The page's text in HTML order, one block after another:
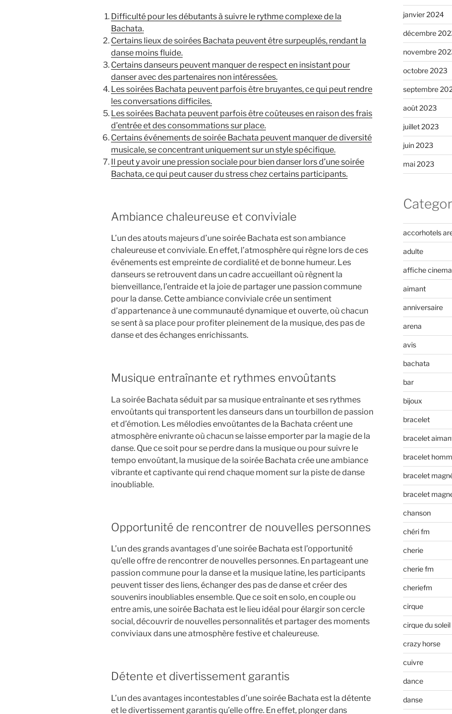
Difficulté pour les débutants à suivre le rythme complexe de la
Bachata.
Certains lieux de soirées Bachata peuvent être surpeuplés, rendant la
danse moins fluide.
Certains danseurs peuvent manquer de respect en insistant pour
danser avec des partenaires non intéressées.
Les soirées Bachata peuvent parfois être bruyantes, ce qui peut rendre
les conversations difficiles.
Les soirées Bachata peuvent parfois être coûteuses en raison des frais
d’entrée et des consommations sur place.
Certains événements de soirée Bachata peuvent manquer de diversité
musicale, se concentrant uniquement sur un style spécifique.
Il peut y avoir une pression sociale pour bien danser lors d’une soirée
Bachata, ce qui peut causer du stress chez certains participants.
Ambiance chaleureuse et conviviale
L’un des atouts majeurs d’une soirée Bachata est son ambiance
chaleureuse et conviviale. En effet, l’atmosphère qui règne lors de ces
événements est empreinte de cordialité et de bonne humeur. Les
danseurs se retrouvent dans un cadre accueillant où règnent la
bienveillance, l’entraide et la joie de partager une passion commune
pour la danse. Cette ambiance conviviale crée un sentiment
d’appartenance à une communauté dynamique et ouverte, où chacun
se sent à sa place pour profiter pleinement de la musique, des pas de
danse et des échanges enrichissants.
Musique entraînante et rythmes envoûtants
La soirée Bachata séduit par sa musique entraînante et ses rythmes
envoûtants qui transportent les danseurs dans un tourbillon de passion
et d’émotion. Les mélodies envoûtantes de la Bachata créent une
atmosphère enivrante où chacun se laisse emporter par la magie de la
danse. Que ce soit pour se perdre dans la musique ou pour suivre le
tempo envoûtant, la musique de la soirée Bachata crée une ambiance
vibrante et captivante qui rend chaque moment sur la piste de danse
inoubliable.
Opportunité de rencontrer de nouvelles personnes
L’un des grands avantages d’une soirée Bachata est l’opportunité
qu’elle offre de rencontrer de nouvelles personnes. En partageant une
passion commune pour la danse et la musique latine, les participants
peuvent tisser des liens, échanger des pas de danse et créer des
souvenirs inoubliables ensemble. Que ce soit en solo, en couple ou
entre amis, une soirée Bachata est le lieu idéal pour élargir son cercle
social, découvrir de nouvelles personnalités et partager des moments
conviviaux dans une atmosphère festive et chaleureuse.
Détente et divertissement garantis
L’un des avantages incontestables d’une soirée Bachata est la détente
et le divertissement garantis qu’elle offre. En effet, plonger dans
janvier 2024
décembre
novembre
octobre 2023
septembre
août 2023
juillet 2023
juin 2023
mai 2023
accorhotels
adulte
affiche cinema
aimant
anniversaire
arena
avis
bachata
bar
bijoux
bracelet
bracelet
bracelet
bracelet
bracelet
chanson
chéri fm
cherie
cherie fm
cheriefm
cirque
cirque du soleil
crazy horse
cuivre
dance
danse